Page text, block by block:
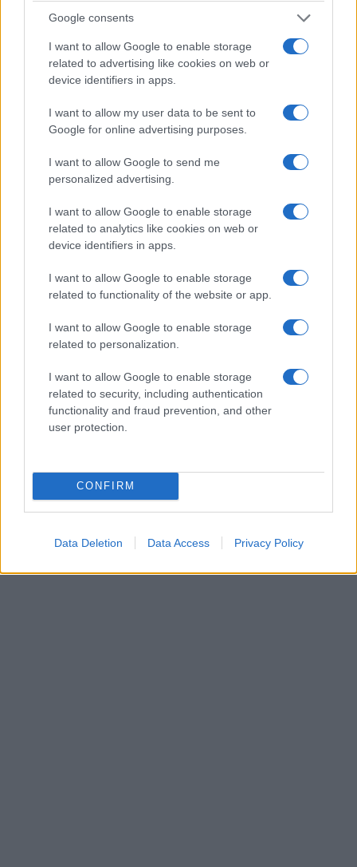
Google consents
I want to allow Google to enable storage
related to advertising like cookies on web or
device identifiers in apps.
I want to allow my user data to be sent to
Google for online advertising purposes.
I want to allow Google to send me
personalized advertising.
I want to allow Google to enable storage
related to analytics like cookies on web or
device identifiers in apps.
I want to allow Google to enable storage
related to functionality of the website or app.
I want to allow Google to enable storage
related to personalization.
I want to allow Google to enable storage
related to security, including authentication
functionality and fraud prevention, and other
user protection.
CONFIRM
Data Deletion Data Access Privacy Policy
βαθμολογία και το
πρόγραμμα της Κυριακής
σε "Αθλητικά"
βαθμολογίες σε Α’ και Β’
30 Ιανουαρίου 2026, 5:35 μμ
σε "Αθλητικά"
ΕΠΣ Κοζάνης: Τα
Σαββάτου και το αυριανό
πρόγραμμα
σε "Αθλητικά"
Ακολουθήστε μας στοGoogle News
και μάθετε πρώτοι όλες τις ειδήσεις!